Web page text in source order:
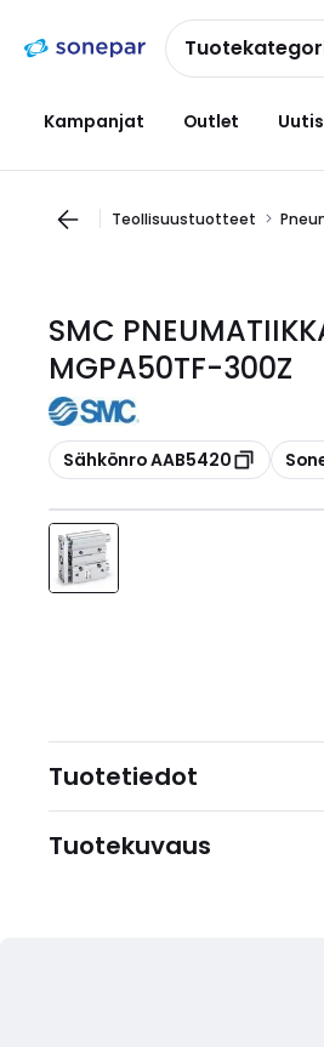
navigointiinsisältöön
Kampanjat Outlet
Teollisuustuotteet
SMC
MGPA50TF-300Z
Kopioi
Sähkönro AAB5420 Kopioi
Tuotetiedot
Tuotekuvaus